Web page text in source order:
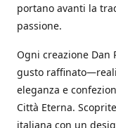
portano avanti la
passione.
Ogni creazione Dan
gusto
eleganza e
Città Eterna.
italiana con un